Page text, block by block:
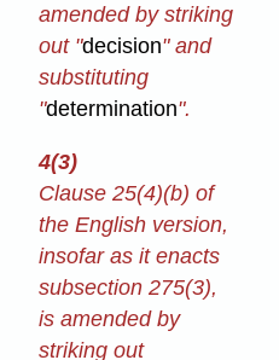
amended by striking
out "decision" and
substituting
"determination".
4(3)
Clause 25(4)⁠(b) of
the English version,
insofar as it enacts
subsection 275(3),
is amended by
striking out